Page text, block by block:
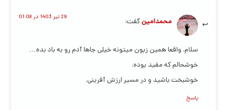
محمدامین گفت: 29 تیر 1403 در 01:08
سلام. واقعا همین زبون میتونه خیلی جاها آدم رو به باد بده…
خوشحالم که مفید بوده.
خوشبخت باشید و در مسیر ارزش آفرینی.
پاسخ